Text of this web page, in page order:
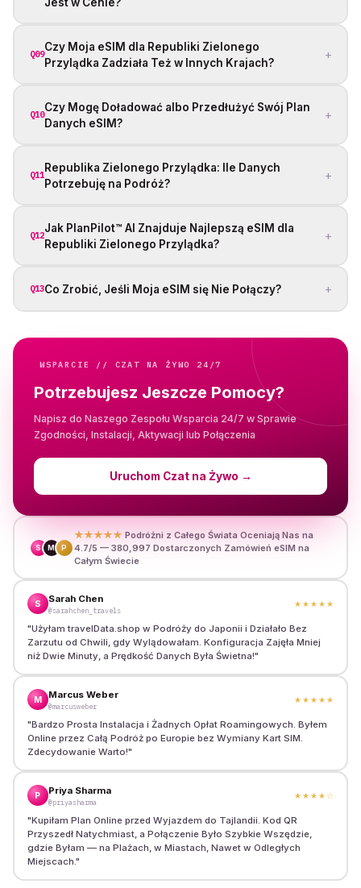
Q09
Czy Moja eSIM dla Republiki Zielonego
Przylądka Zadziała Też w Innych Krajach?
+
Q10
Czy Mogę Doładować albo Przedłużyć Swój Plan
Danych eSIM?
+
Q11
Republika Zielonego Przylądka: Ile Danych
Potrzebuję na Podróż?
+
Q12
Jak PlanPilot™ AI Znajduje Najlepszą eSIM dla
Republiki Zielonego Przylądka?
+
Q13Co Zrobić, Jeśli Moja eSIM się Nie Połączy? +
WSPARCIE // CZAT NA ŻYWO 24/7
Potrzebujesz Jeszcze Pomocy?
Napisz do Naszego Zespołu Wsparcia 24/7 w Sprawie
Zgodności, Instalacji, Aktywacji lub Połączenia
Uruchom Czat na Żywo →
S M P
★★★★★ Podróżni z Całego Świata Oceniają Nas na
4.7/5 — 380,997 Dostarczonych Zamówień eSIM na
Całym Świecie
S Sarah Chen
@sarahchen_travels
★★★★★
"Użyłam travelData.shop w Podróży do Japonii i Działało Bez
Zarzutu od Chwili, gdy Wylądowałam. Konfiguracja Zajęła Mniej
niż Dwie Minuty, a Prędkość Danych Była Świetna!"
M Marcus Weber
@marcusweber
★★★★★
"Bardzo Prosta Instalacja i Żadnych Opłat Roamingowych. Byłem
Online przez Całą Podróż po Europie bez Wymiany Kart SIM.
Zdecydowanie Warto!"
P Priya Sharma
@priyasharma
★★★★ ☆
"Kupiłam Plan Online przed Wyjazdem do Tajlandii. Kod QR
Przyszedł Natychmiast, a Połączenie Było Szybkie Wszędzie,
gdzie Byłam — na Plażach, w Miastach, Nawet w Odległych
Miejscach. "